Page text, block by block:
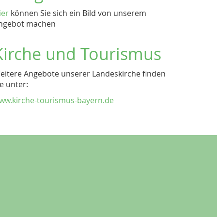
können Sie sich ein Bild von unserem
machen
und Tourismus
Angebote unserer Landeskirche finden
unter:
tourismus-bayern.de